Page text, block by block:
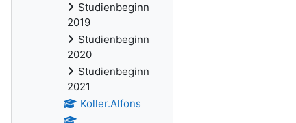
Studienbeginn
2019
Studienbeginn
2020
Studienbeginn
2021
Koller.Alfons